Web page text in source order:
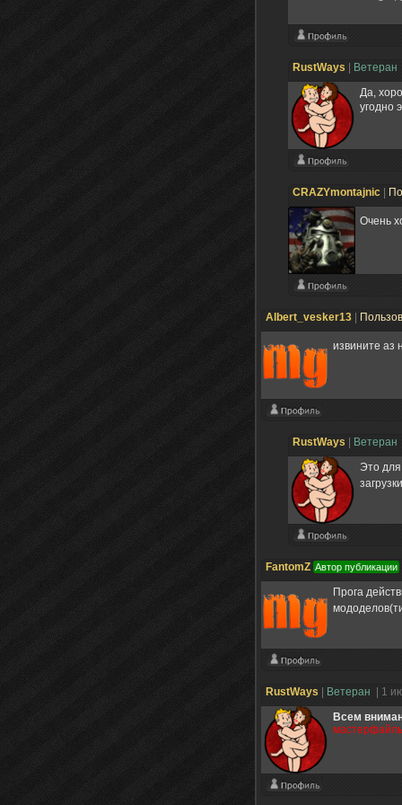
RustWays Ветеран
Да,
угодно
CRAZYmontajnic
Очень
Albert_vesker13
извините аз
RustWays Ветеран
Это
FantomZ Автор публикации
Прога
RustWays Ветеран
| 1
Всем